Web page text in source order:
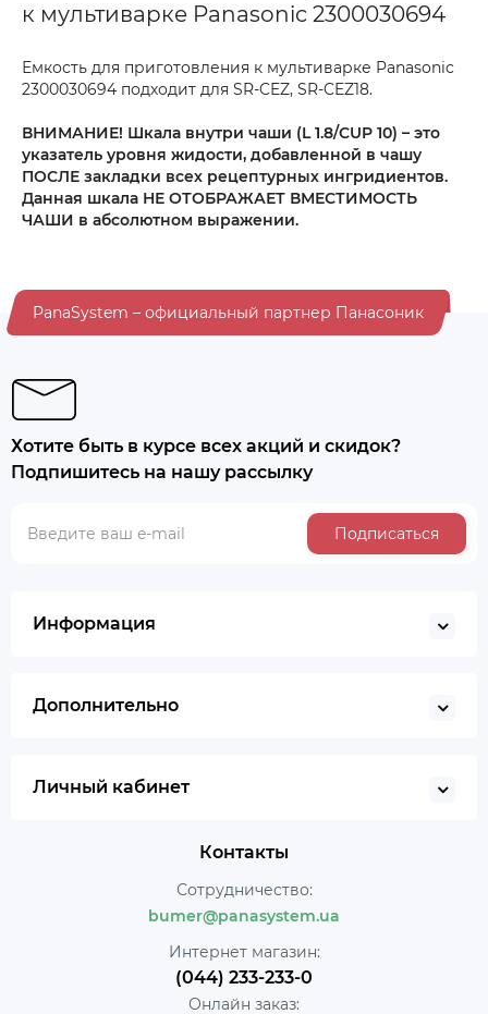
к мультиварке Panasonic 2300030694
Емкость для приготовления к мультиварке Panasonic
2300030694 подходит для SR-CEZ, SR-CEZ18.
ВНИМАНИЕ! Шкала внутри чаши (L 1.8/CUP 10) – это
указатель уровня жидости, добавленной в чашу
ПОСЛЕ закладки всех рецептурных ингридиентов.
Данная шкала НЕ ОТОБРАЖАЕТ ВМЕСТИМОСТЬ
ЧАШИ в абсолютном выражении.
PanaSystem – официальный партнер Панасоник
Хотите быть в курсе всех акций и скидок?
Подпишитесь на нашу рассылку
Подписаться
Информация
Дополнительно
Личный кабинет
Контакты
Сотрудничество:
bumer@panasystem.ua
Интернет магазин:
(044) 233-233-0
Онлайн заказ: